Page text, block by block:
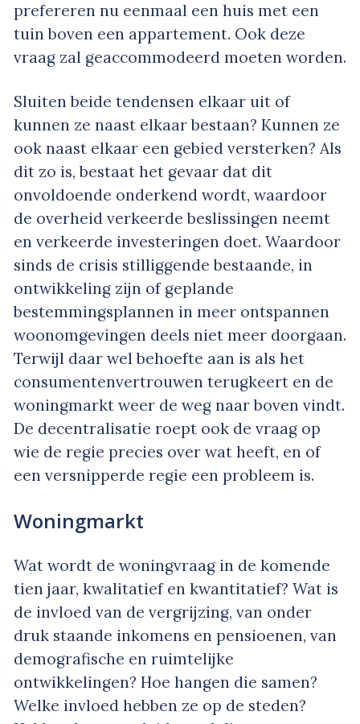
prefereren nu eenmaal een huis met een
tuin boven een appartement. Ook deze
vraag zal geaccommodeerd moeten worden.
Sluiten beide tendensen elkaar uit of
kunnen ze naast elkaar bestaan? Kunnen ze
ook naast elkaar een gebied versterken? Als
dit zo is, bestaat het gevaar dat dit
onvoldoende onderkend wordt, waardoor
de overheid verkeerde beslissingen neemt
en verkeerde investeringen doet. Waardoor
sinds de crisis stilliggende bestaande, in
ontwikkeling zijn of geplande
bestemmingsplannen in meer ontspannen
woonomgevingen deels niet meer doorgaan.
Terwijl daar wel behoefte aan is als het
consumentenvertrouwen terugkeert en de
woningmarkt weer de weg naar boven vindt.
De decentralisatie roept ook de vraag op
wie de regie precies over wat heeft, en of
een versnipperde regie een probleem is.
Woningmarkt
Wat wordt de woningvraag in de komende
tien jaar, kwalitatief en kwantitatief? Wat is
de invloed van de vergrijzing, van onder
druk staande inkomens en pensioenen, van
demografische en ruimtelijke
ontwikkelingen? Hoe hangen die samen?
Welke invloed hebben ze op de steden?